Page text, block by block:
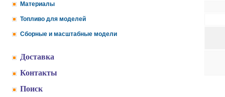
Материалы
Топливо для моделей
Сборные и масштабные модели
Доставка
Контакты
Поиск